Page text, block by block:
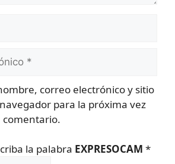
correo electrónico y sitio
para la próxima vez
comentario.
la palabra EXPRESOCAM *